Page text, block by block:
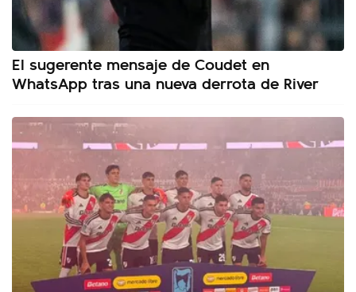
El sugerente mensaje de Coudet en
WhatsApp tras una nueva derrota de River